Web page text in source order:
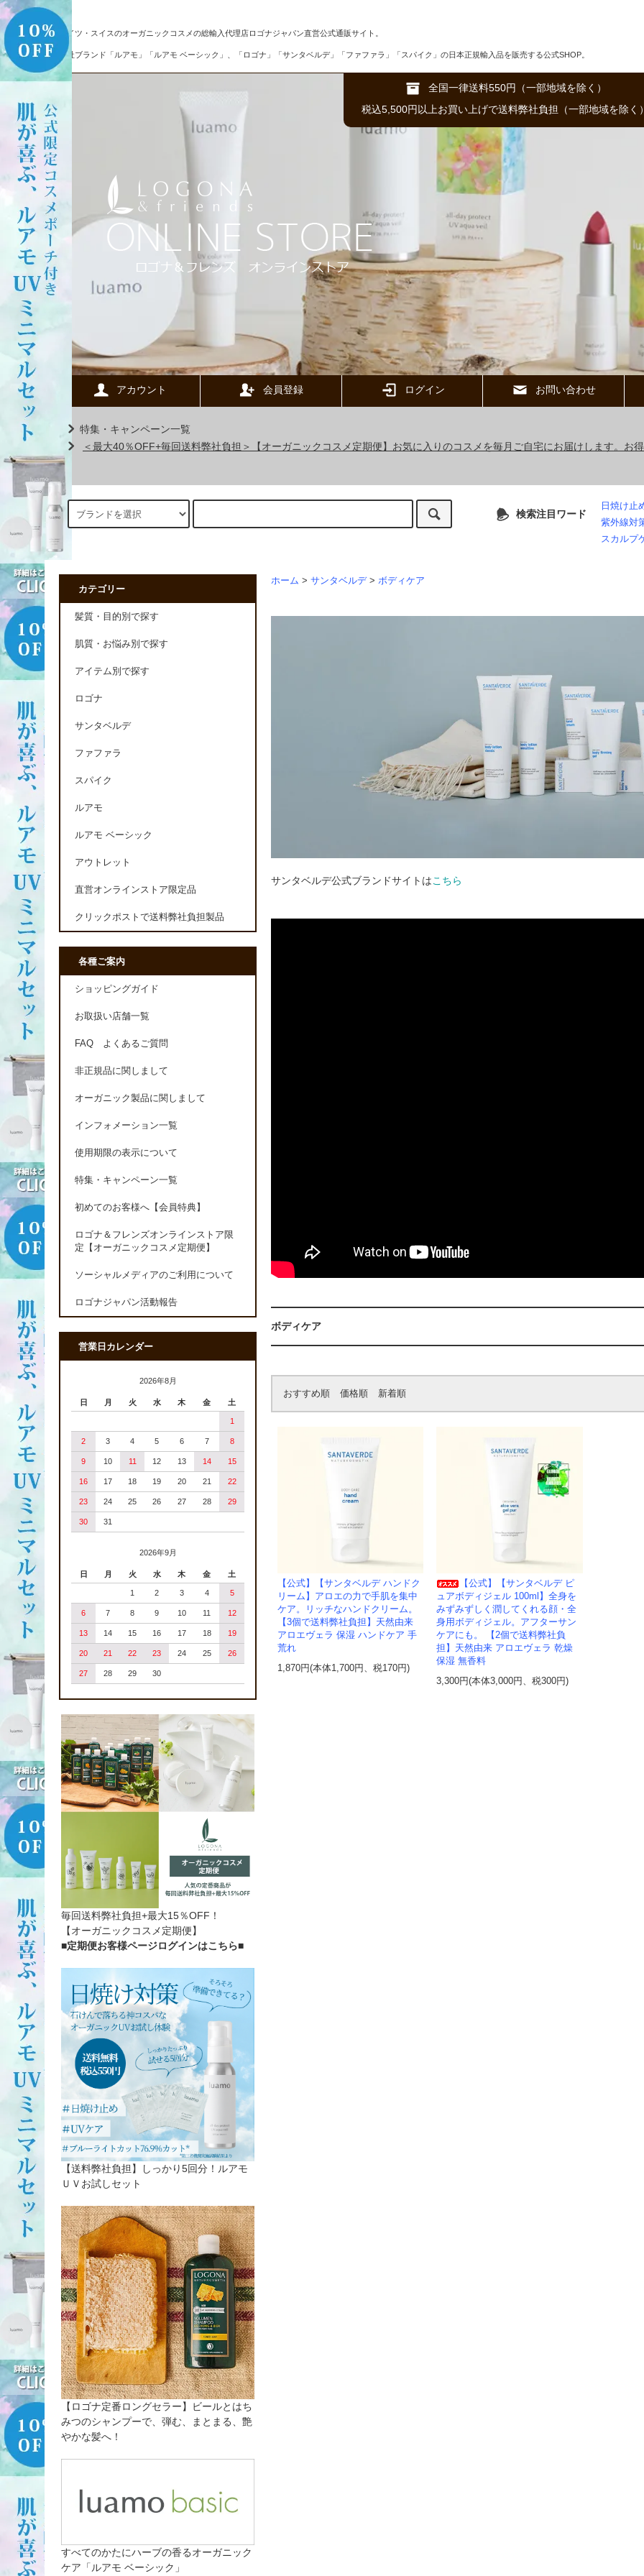
ドイツ・スイスのオーガニックコスメの総輸入代理店ロゴナジャパン直営公式通販サイト。
自社ブランド「ルアモ」「ルアモ ベーシック」、「ロゴナ」「サンタベルデ」「ファファラ」「スパイク」の日本正規輸入品を販売する公式SHOP。
全国一律送料550円（一部地域を除く）
税込5,500円以上お買い上げで送料弊社負担（一部地域を除く）
アカウント 会員登録 ログイン お問い合わせ
特集・キャンペーン一覧
＜最大40％OFF+毎回送料弊社負担＞【オーガニックコスメ定期便】お気に入りのコスメを毎月ご自宅にお届けします。お
検索注目ワード
日焼け止
紫外線対
スカルプ
ホーム > サンタベルデ > ボディケア
サンタベルデ公式ブランドサイトはこちら
ボディケア
おすすめ順 価格順 新着順
【公式】【サンタベルデ ハンドク
リーム】アロエの力で手肌を集中
ケア。リッチなハンドクリーム。
【3個で送料弊社負担】天然由来
アロエヴェラ 保湿 ハンドケア 手
荒れ
1,870円(本体1,700円、税170円)
【公式】【サンタベルデ ピ
ュアボディジェル 100ml】全身を
みずみずしく潤してくれる顔・全
身用ボディジェル。アフターサン
ケアにも。 【2個で送料弊社負
担】天然由来 アロエヴェラ 乾燥
保湿 無香料
3,300円(本体3,000円、税300円)
カテゴリー
髪質・目的別で探す
肌質・お悩み別で探す
アイテム別で探す
ロゴナ
サンタベルデ
ファファラ
スパイク
ルアモ
ルアモ ベーシック
アウトレット
直営オンラインストア限定品
クリックポストで送料弊社負担製品
各種ご案内
ショッピングガイド
お取扱い店舗一覧
FAQ よくあるご質問
非正規品に関しまして
オーガニック製品に関しまして
インフォメーション一覧
使用期限の表示について
特集・キャンペーン一覧
初めてのお客様へ【会員特典】
ロゴナ＆フレンズオンラインストア限
定【オーガニックコスメ定期便】
ソーシャルメディアのご利用について
ロゴナジャパン活動報告
営業日カレンダー
2026年8月
日 月 火 水 木 金 土
1
2 3 4 5 6 7 8
9 10 11 12 13 14 15
16 17 18 19 20 21 22
23 24 25 26 27 28 29
30 31
2026年9月
日 月 火 水 木 金 土
1 2 3 4 5
6 7 8 9 10 11 12
13 14 15 16 17 18 19
20 21 22 23 24 25 26
27 28 29 30
毎回送料弊社負担+最大15％OFF！
【オーガニックコスメ定期便】
■定期便お客様ページログインはこちら■
【送料弊社負担】しっかり5回分！ルアモ
ＵＶお試しセット
【ロゴナ定番ロングセラー】ビールとはち
みつのシャンプーで、弾む、まとまる、艶
やかな髪へ！
すべてのかたにハーブの香るオーガニック
ケア「ルアモ ベーシック」